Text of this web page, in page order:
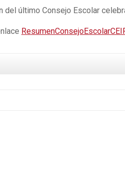
del último Consejo Escolar